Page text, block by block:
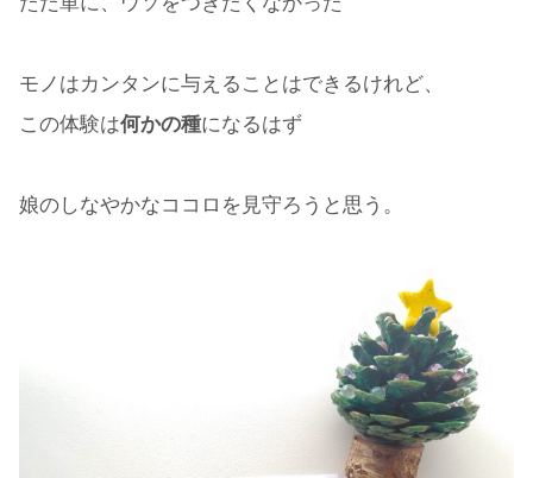
モノはカンタンに与えることはできるけれど、
この体験は何かの種になるはず
娘のしなやかなココロを見守ろうと思う。